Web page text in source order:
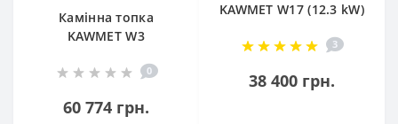
Камінна топка
KAWMET W3
kW)
0
60 774 грн.
KAWMET W17 (12.3 kW)
3
38 400 грн.